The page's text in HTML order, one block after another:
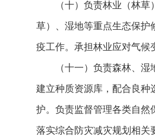
（十）负责林业（林
草）、湿地等重点生态保护
疫工作。承担林业应对气候
（十一）负责森林、
建立种质资源库，配合良种
护。负责监督管理各类自然
落实综合防灾减灾规划相关